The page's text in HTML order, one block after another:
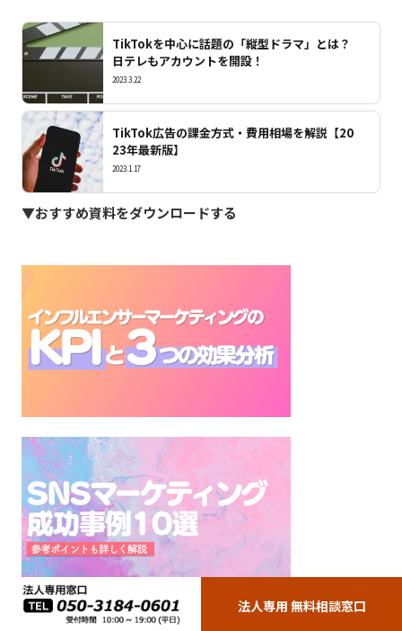
TikTokを中心に話題の「縦型ドラマ」とは？
日テレもアカウントを開設！
2023.3.22
TikTok広告の課金方式・費用相場を解説【20
23年最新版】
2023.1.17
▼おすすめ資料をダウンロードする
法人専用 無料相談窓口